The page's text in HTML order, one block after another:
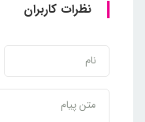
نظرات کاربران